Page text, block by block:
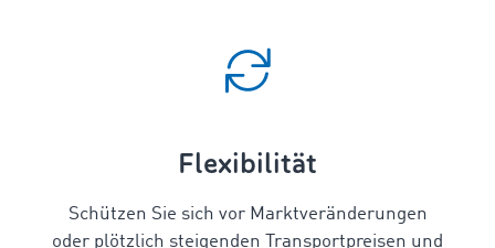
Flexibilität
Schützen Sie sich vor Marktveränderungen
oder plötzlich steigenden Transportpreisen und